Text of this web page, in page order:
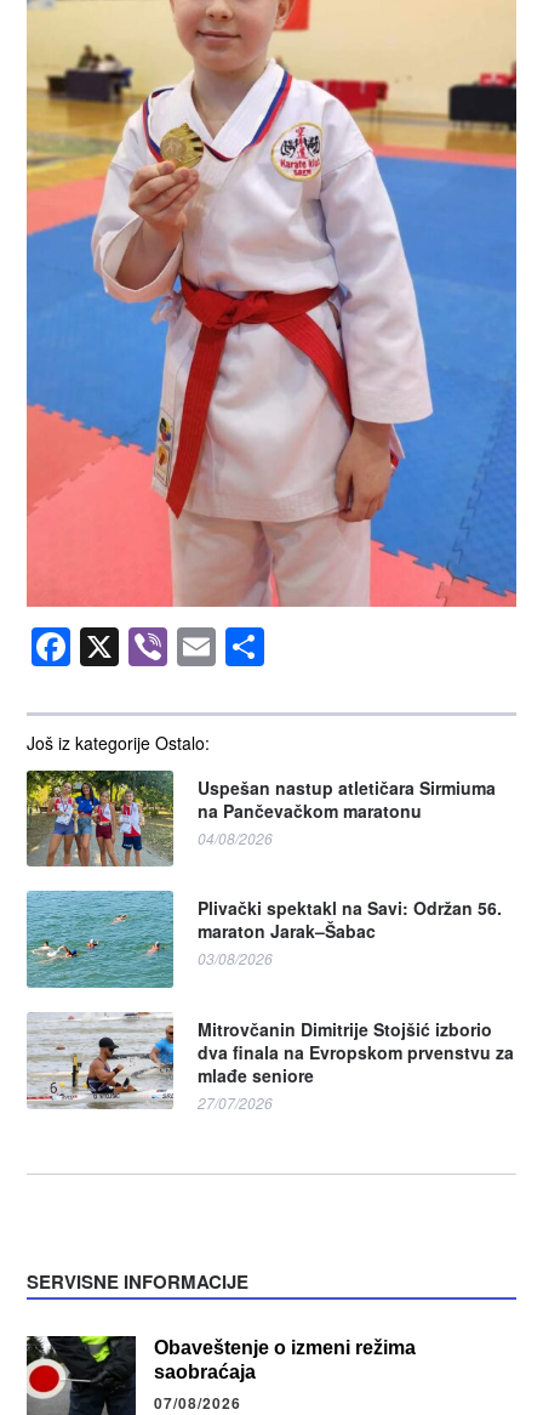
Još iz kategorije Ostalo:
Uspešan nastup atletičara Sirmiuma
na Pančevačkom maratonu
04/08/2026
Plivački spektakl na Savi: Održan 56.
maraton Jarak–Šabac
03/08/2026
Mitrovčanin Dimitrije Stojšić izborio
dva finala na Evropskom prvenstvu za
mlađe seniore
27/07/2026
Facebook
X Viber
Email
SERVISNE INFORMACIJE
Obaveštenje o izmeni režima
saobraćaja
07/08/2026